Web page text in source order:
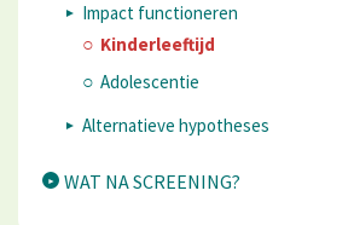
Impact functioneren
Kinderleeftijd
Adolescentie
Alternatieve hypotheses
WAT NA SCREENING?